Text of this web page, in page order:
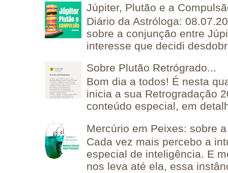
Júpiter, Plutão e a
Diário da Astróloga:
sobre a conjunção entre
interesse que decidi
Sobre Plutão Retrógrado...
Bom dia a todos! É nesta
inicia a sua Retrogradação
conteúdo especial, em
Mercúrio em Peixes: sobre
Cada vez mais percebo a
especial de inteligência. E
nos leva até ela, essa